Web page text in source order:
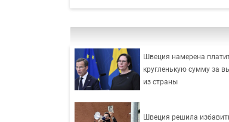
Швеция намерена
кругленькую сумму за
из страны
Швеция решила